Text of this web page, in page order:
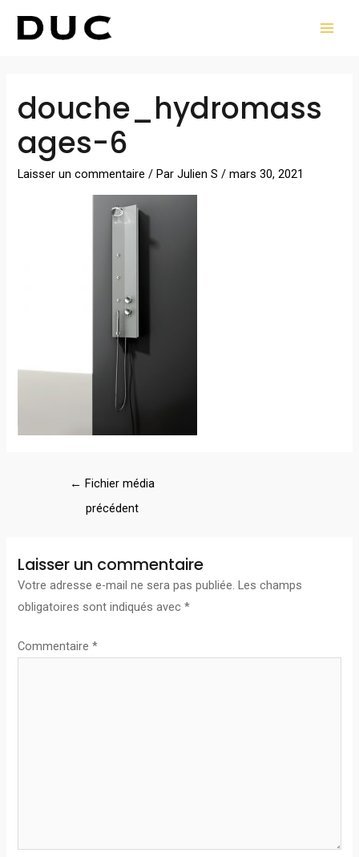
douche_hydromass
ages-6
Laisser un commentaire / ParJulien S/mars 30, 2021
des
← Fichier média
précédent
Laisser un commentaire
Votre adresse e-mail ne sera pas publiée. Les champs
obligatoires sont indiqués avec*
Commentaire*